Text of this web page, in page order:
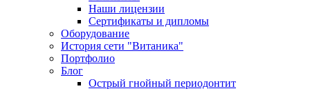
Наши лицензии
Сертификаты и дипломы
Оборудование
История сети "Витаника"
Портфолио
Блог
Острый гнойный периодонтит